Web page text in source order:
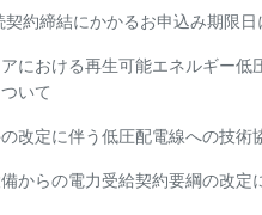
契約締結にかかるお申込み期限日
における再生可能エネルギー低
いて
改定に伴う低圧配電線への技術
からの電力受給契約要綱の改定